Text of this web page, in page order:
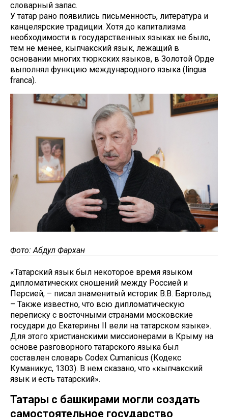
словарный запас.
У татар рано появились письменность, литература и
канцелярские традиции. Хотя до капитализма
необходимости в государственных языках не было,
тем не менее, кыпчакский язык, лежащий в
основании многих тюркских языков, в Золотой Орде
выполнял функцию международного языка (lingua
franca).
Фото: Абдул Фархан
«Татарский язык был некоторое время языком
дипломатических сношений между Россией и
Персией, – писал знаменитый историк В.В. Бартольд.
– Также известно, что всю дипломатическую
переписку с восточными странами московские
государи до Екатерины II вели на татарском языке».
Для этого христианскими миссионерами в Крыму на
основе разговорного татарского языка был
составлен словарь Codex Cumanicus (Кодекс
Куманикус, 1303). В нем сказано, что «кыпчакский
язык и есть татарский».
Татары с башкирами могли создать
самостоятельное государство